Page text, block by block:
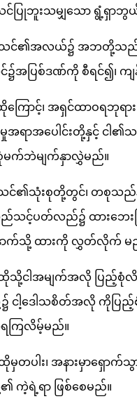
င်ပြုဘူးသမျှသော ရွံ့ရှာဘွ
င်၏အလယ်၌ အဘတို့သည် သ
၌အပြစ်ဒဏ်ကို စီရင်၍၊ က
ကြောင့်၊ အရှင်ထာဝရဘုရ
အရာအပေါင်းတို့နှင့် ငါ၏
မက်ဘဲမျက်နှာလွှဲမည်။
င်၏သုံးစုတို့တွင်၊ တစုသည်န
သင့်ပတ်လည်၌ ထားဘေး
ာက်သို့ ထားကို လွှတ်လိုက် မ
သို့ငါအမျက်အလို ပြည့်စုံလိမ့်
ငါ့ဒေါသစိတ်အလို ကိုပြည့်စုံ
ကြလိမ့်မည်။
မှတပါး၊ အနားမှာရှေ
ကဲ့ရဲ့ရာ ဖြစ်စေမည်။